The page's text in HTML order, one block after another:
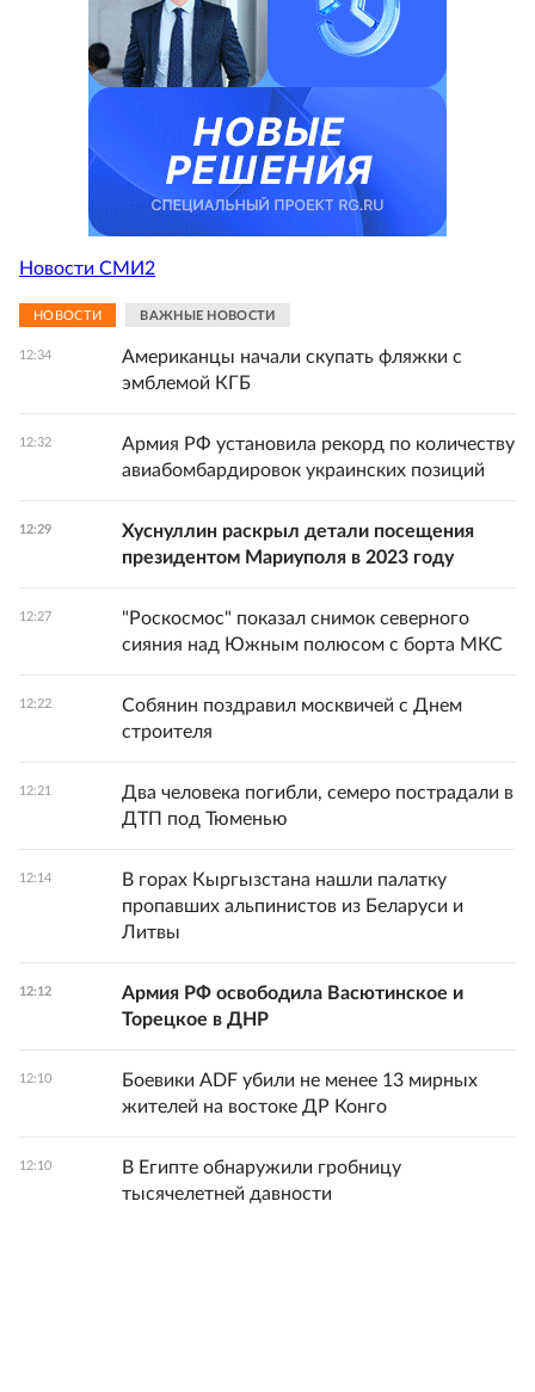
Новости СМИ2
НОВОСТИ ВАЖНЫЕ НОВОСТИ
12:34
Американцы начали скупать фляжки с
эмблемой КГБ
12:32
Армия РФ установила рекорд по количеству
авиабомбардировок украинских позиций
12:29
Хуснуллин раскрыл детали посещения
президентом Мариуполя в 2023 году
12:27
"Роскосмос" показал снимок северного
сияния над Южным полюсом с борта МКС
12:22
Собянин поздравил москвичей с Днем
строителя
12:21
Два человека погибли, семеро пострадали в
ДТП под Тюменью
12:14
В горах Кыргызстана нашли палатку
пропавших альпинистов из Беларуси и
Литвы
12:12
Армия РФ освободила Васютинское и
Торецкое в ДНР
12:10
Боевики ADF убили не менее 13 мирных
жителей на востоке ДР Конго
12:10
В Египте обнаружили гробницу
тысячелетней давности